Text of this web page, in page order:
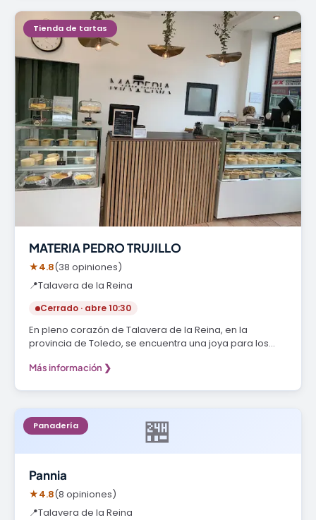
Tienda de tartas
MATERIA PEDRO TRUJILLO
★4.8(38 opiniones)
📍Talavera de la Reina
Cerrado · abre 10:30
En pleno corazón de Talavera de la Reina, en la
provincia de Toledo, se encuentra una joya para los…
Más información ❯
🏪
Panadería
Pannia
★4.8(8 opiniones)
📍Talavera de la Reina